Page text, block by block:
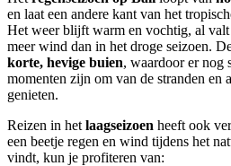
en laat een andere kant van het
Het weer blijft warm en vochtig, al valt
meer wind dan in het droge seizoen.
korte, hevige buien, waardoor er nog
momenten zijn om van de stranden en
genieten.
Reizen in het laagseizoen heeft ook
een beetje regen en wind tijdens het
vindt, kun je profiteren van: